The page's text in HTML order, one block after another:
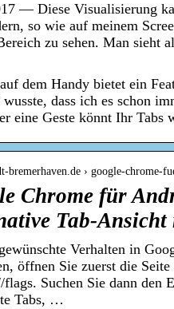
— Diese Visualisierung
so wie auf meinem
zu sehen. Man sieht
dem Handy bietet ein
dass ich es schon
eine Geste könnt Ihr Tabs
bremerhaven.de › google-chrome-
Chrome für
Tab-Ansicht
Verhalten in
öffnen Sie zuerst die Seite
flags. Suchen Sie dann den
Tabs, …